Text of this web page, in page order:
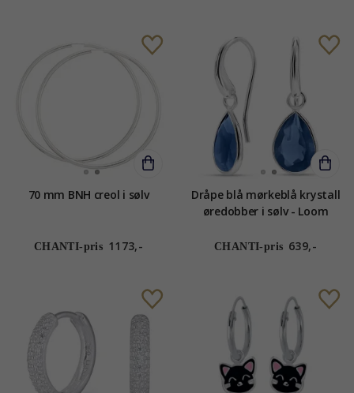
70 mm BNH creol i sølv
CHANTI-pris 1173,-
Dråpe blå mørkeblå krystall
øredobber i sølv - Loom
CHANTI-pris 639,-